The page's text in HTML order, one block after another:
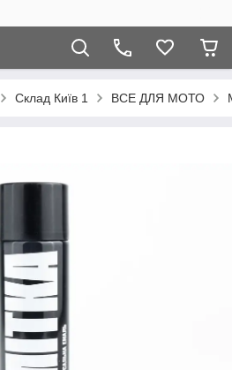
Склад Київ 1 ВСЕ ДЛЯ МОТО